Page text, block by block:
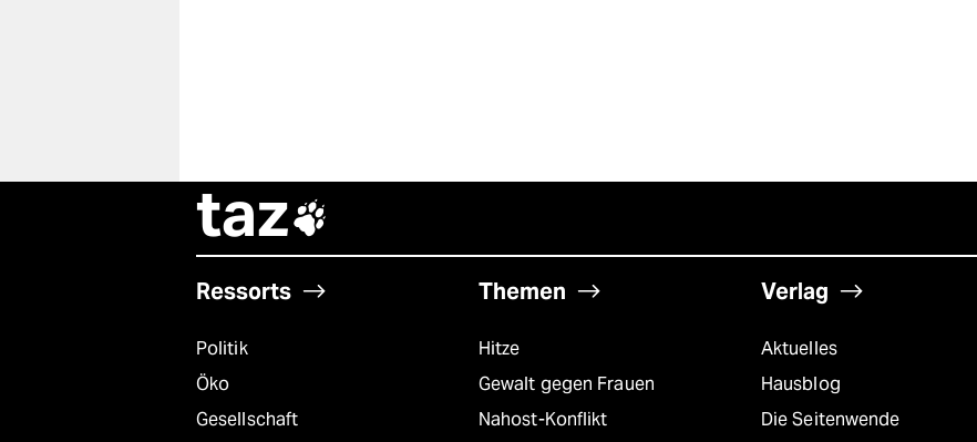
taz
Ressorts
Politik
Öko
Gesellschaft
Themen
Hitze
Gewalt gegen Frauen
Nahost-Konflikt
Verlag
Aktuelles
Hausblog
Die Seitenwende